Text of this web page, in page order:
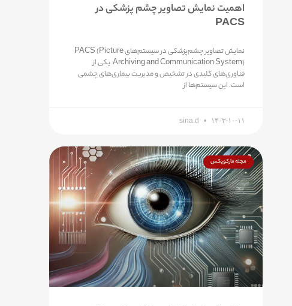
اهمیت نمایش تصاویر چشم پزشکی در
PACS
نمایش تصاویر چشم‌پزشکی در سیستم‌های PACS (Picture
Archiving and Communication System) یکی از
فناوری‌های کلیدی در تشخیص و مدیریت بیماری‌های چشمی
است. این سیستم‌ها از
sina.d ۱۴۰۳-۱۰-۱۱
مجله مارکوپکس